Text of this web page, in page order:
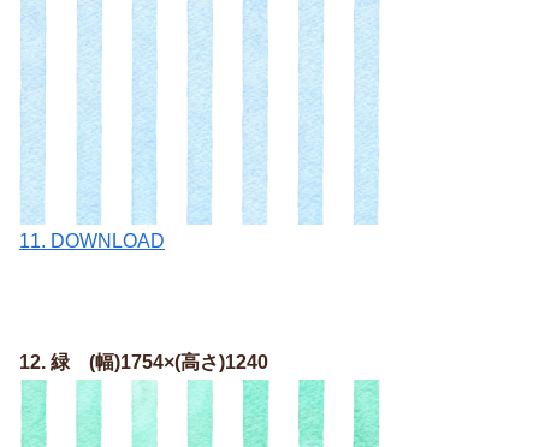
11. DOWNLOAD
12. 緑 (幅)1754×(高さ)1240